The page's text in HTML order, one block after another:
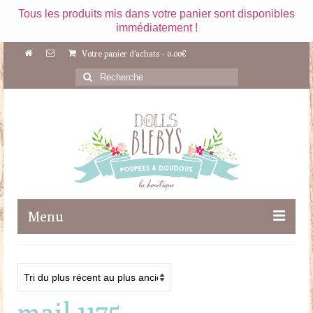
Tous les produits mis dans votre panier sont disponibles
immédiatement !
Votre panier d'achats - 0.00€
Rechercher
:
Menu
Maileg